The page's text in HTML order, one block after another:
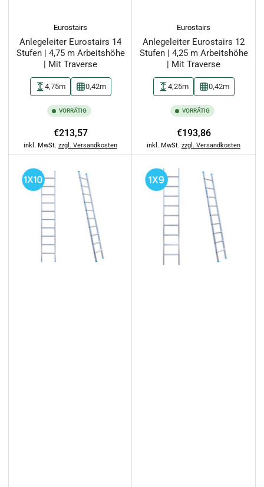
Eurostairs
Anlegeleiter Eurostairs 14
Stufen | 4,75 m Arbeitshöhe
| Mit Traverse
4,75m 0,42m
VORRÄTIG
Normaler
Preis
€213,57
inkl. MwSt. zzgl. Versandkosten
Eurostairs
Anlegeleiter Eurostairs 12
Stufen | 4,25 m Arbeitshöhe
| Mit Traverse
4,25m 0,42m
VORRÄTIG
Normaler
Preis
€193,86
inkl. MwSt. zzgl. Versandkosten